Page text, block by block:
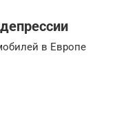
в Европе